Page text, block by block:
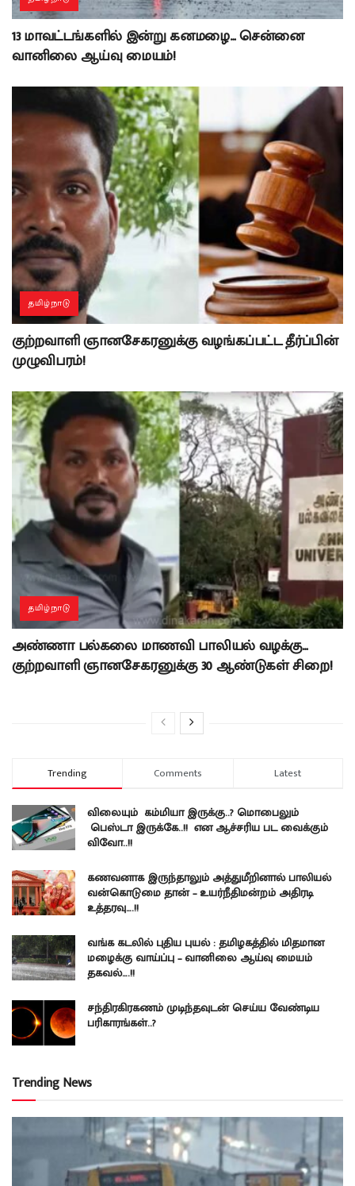
13 மாவட்டங்களில் இன்று கனமழை… சென்னை
வானிலை ஆய்வு மையம்!
தமிழ்நாடு
குற்றவாளி ஞானசேகரனுக்கு வழங்கப்பட்ட தீர்ப்பின்
முழுவிபரம்!
தமிழ்நாடு
அண்ணா பல்கலை மாணவி பாலியல் வழக்கு…
குற்றவாளி ஞானசேகரனுக்கு 30 ஆண்டுகள் சிறை!
Trending Comments Latest
விலையும் கம்மியா இருக்கு..? மொபைலும்
பெஸ்டா இருக்கே..!! என ஆச்சரிய பட வைக்கும்
விவோ..!!
கணவனாக இருந்தாலும் அத்துமீறினால் பாலியல்
வன்கொடுமை தான் – உயர்நீதிமன்றம் அதிரடி
உத்தரவு….!!
வங்க கடலில் புதிய புயல் : தமிழகத்தில் மிதமான
மழைக்கு வாய்ப்பு – வானிலை ஆய்வு மையம்
தகவல்….!!
சந்திரகிரகணம் முடிந்தவுடன் செய்ய வேண்டிய
பரிகாரங்கள்..?
Trending News